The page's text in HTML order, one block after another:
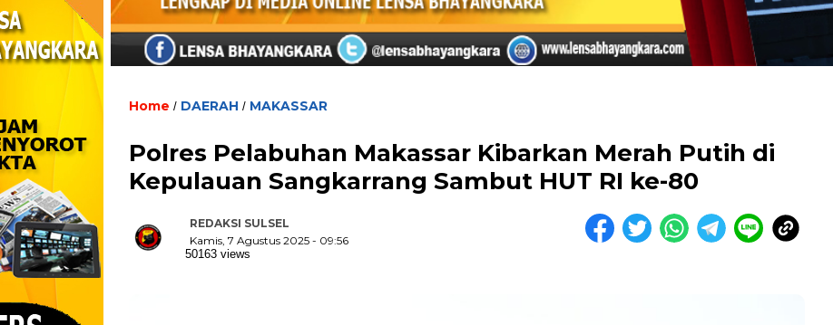
Home / DAERAH / MAKASSAR
Polres Pelabuhan Makassar Kibarkan Merah Putih di
Kepulauan Sangkarrang Sambut HUT RI ke-80
REDAKSI SULSEL
Kamis, 7 Agustus 2025 - 09:56
50163 views